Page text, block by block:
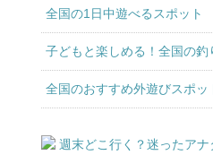
全国の1日中遊べるスポット
子どもと楽しめる！全国の釣
全国のおすすめ外遊びスポッ